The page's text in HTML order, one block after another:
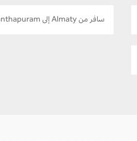
سافر من Almaty إلى Thiruvananthapuram